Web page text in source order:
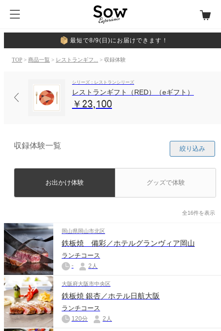
最短で8/9(日)にお届けできます！
TOP > 商品一覧 > レストランギフ... > 収録体験
シリーズ：レストランシリーズ
レストランギフト（RED）（eギフト）
￥23,100
収録体験一覧 絞り込み
お出かけ体験 グッズで体験
全16件を表示
岡山県岡山市北区
鉄板焼 備彩／ホテルグランヴィア岡山
ランチコース
- 2人
大阪府大阪市中央区
鉄板焼 銀杏／ホテル日航大阪
ランチコース
120分 2人